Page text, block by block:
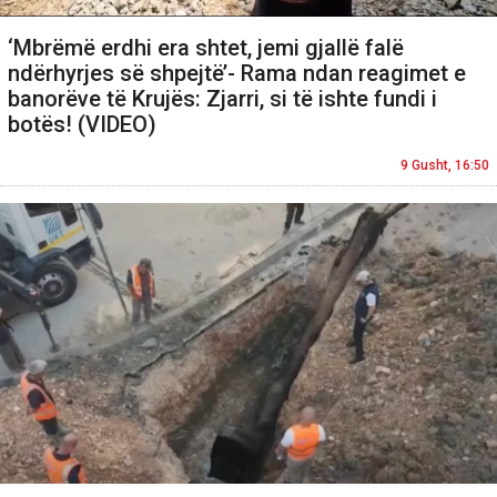
‘Mbrëmë erdhi era shtet, jemi gjallë falë
ndërhyrjes së shpejtë’- Rama ndan reagimet e
banorëve të Krujës: Zjarri, si të ishte fundi i
botës! (VIDEO)
9 Gusht, 16:50